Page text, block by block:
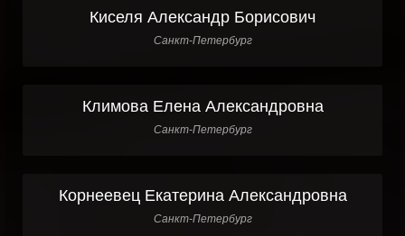
Киселя Александр Борисович
Санкт-Петербург
Климова Елена Александровна
Санкт-Петербург
Корнеевец Екатерина Александровна
Санкт-Петербург